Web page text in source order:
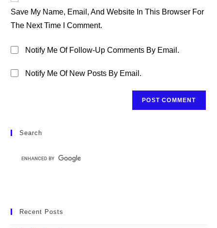
URL
(optional)
Save My Name, Email, And Website In This Browser For
The Next Time I Comment.
Notify Me Of Follow-Up Comments By Email.
Notify Me Of New Posts By Email.
Search
Recent Posts